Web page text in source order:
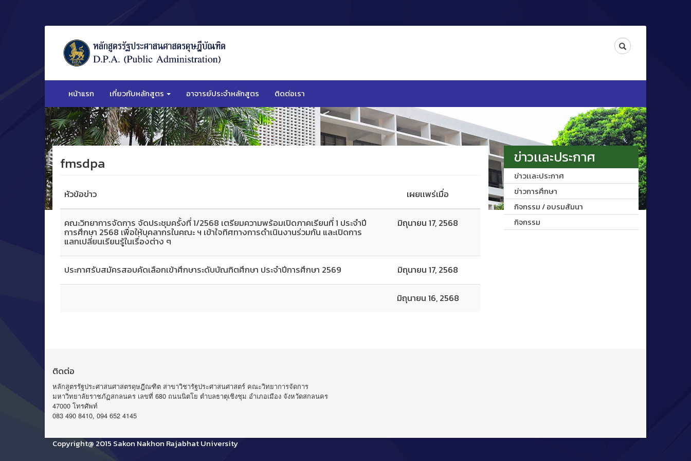
เนื้อหา
Search
หน้าแรก เกี่ยวกับหลักสูตร อาจารย์ประจำหลักสูตร ติดต่อเรา
fmsdpa
หัวข้อข่าว เผยเเพร่เมื่อ
คณะวิทยาการจัดการ จัดประชุมครั้งที่ 1/2568 เตรียมความพร้อมเปิดภาคเรียนที่ 1 ประจำปี
การศึกษา 2568 เพื่อให้บุคลากรในคณะ ฯ เข้าใจทิศทางการดำเนินงานร่วมกัน และเปิดการ
แลกเปลี่ยนเรียนรู้ในเรื่องต่าง ๆ
มิถุนายน 17, 2568
ประกาศรับสมัครสอบคัดเลือกเข้าศึกษาระดับบัณฑิตศึกษา ประจำปีการศึกษา 2569 มิถุนายน 17, 2568
มิถุนายน 16, 2568
ข่าวเเละประกาศ
ข่าวเเละประกาศ
ข่าวการศึกษา
กิจกรรม / อบรมสัมนา
กิจกรรม
ติดต่อ
หลักสูตรรัฐประศาสนศาสตรดุษฎีณฑิต สาขาวิชารัฐประศาสนศาสตร์ คณะวิทยาการจัดการ
มหาวิทยาลัยราชภัฏสกลนคร เลขที่ 680 ถนนนิตโย ตำบลธาตุเชิงชุม อำเภอเมือง จังหวัดสกลนคร
47000 โทรศัพท์
083 490 8410, 094 652 4145
Copyright@ 2015 Sakon Nakhon Rajabhat University